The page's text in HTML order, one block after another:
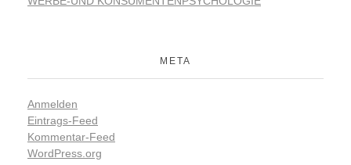
META
Anmelden
Eintrags-Feed
Kommentar-Feed
WordPress.org